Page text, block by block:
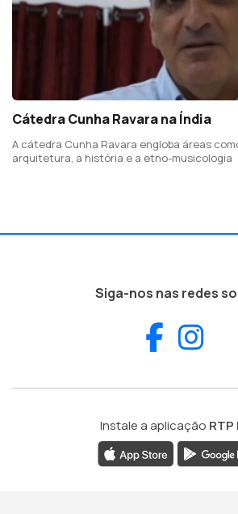
Cátedra Cunha Ravara na Índia
A cátedra Cunha Ravara engloba áreas
arquitetura, a história e a etno-musicologia
Siga-nos nas redes
Instale a aplicação RTP